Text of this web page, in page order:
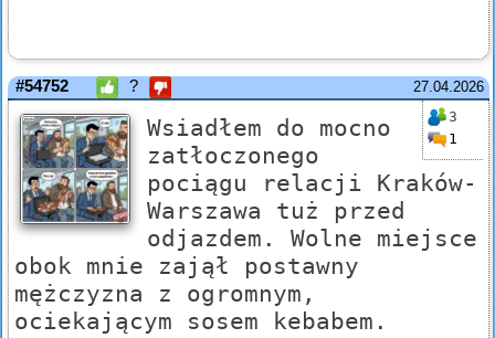
27.04.2026
#54752 ?
3
1
Wsiadłem do mocno
zatłoczonego
pociągu relacji Kraków-
Warszawa tuż przed
odjazdem. Wolne miejsce
obok mnie zajął postawny
mężczyzna z ogromnym,
ociekającym sosem kebabem.